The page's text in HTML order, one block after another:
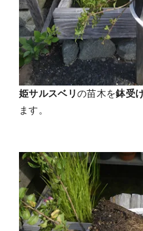
姫サルスベリの苗木を鉢受
ます。